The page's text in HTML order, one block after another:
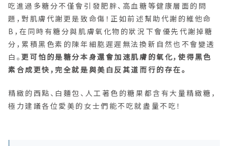
吃進過多糖分不僅會引發肥胖、高血糖等健康層面的問
題，對肌膚代謝更是致命傷！正如前述幫助代謝的維他命
B，在同時有糖分與肌膚氧化物的狀況下會優先代謝掉糖
分，累積黑色素的陳年細胞遲遲無法換新自然也不會變透
白。更可怕的是糖分本身還會加速肌膚的氧化，使得黑色
素合成更快，完全就是與美白反其道而行的存在。
精緻的西點、白麵包、人工著色的糖果都含有大量精緻糖，
極力建議各位愛美的女士們能不吃就盡量不吃！